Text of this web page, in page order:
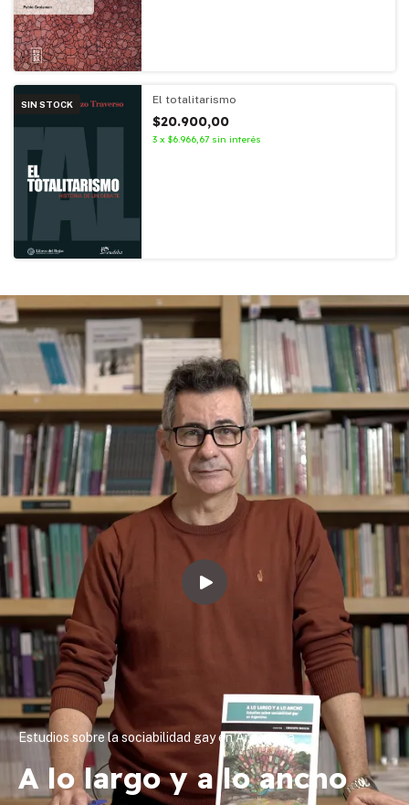
SIN STOCK El totalitarismo
$20.900,00
3 x $6.966,67 sin interés
Estudios sobre la sociabilidad gay en Argentina
A lo largo y a lo ancho